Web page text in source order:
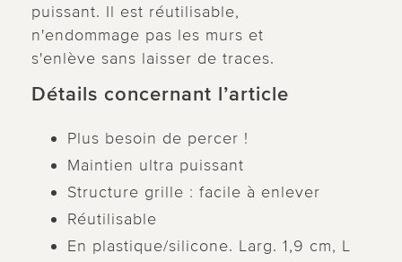
puissant. Il est réutilisable,
n'endommage pas les murs et
s'enlève sans laisser de traces.
Détails concernant l’article
Plus besoin de percer !
Maintien ultra puissant
Structure grille : facile à enlever
Réutilisable
En plastique/silicone. Larg. 1,9 cm, L